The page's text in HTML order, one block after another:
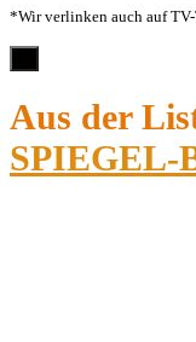
*Wir verlinken auch auf
Aus der
SPIEGEL-